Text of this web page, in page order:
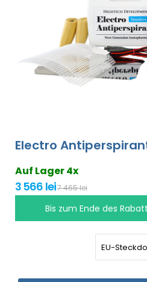
Electro
Auf Lager 4x
3 566 lei7 465 lei
Bis zum Ende des